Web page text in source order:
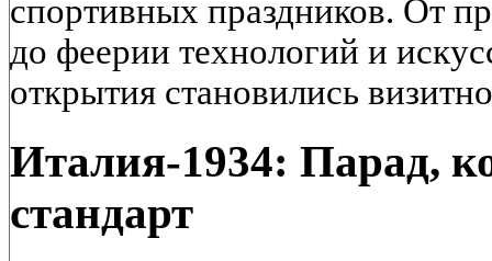
спортивных праздников. От
до феерии технологий и
открытия становились
Италия-1934: Парад,
стандарт